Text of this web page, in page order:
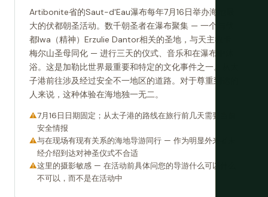
Artibonite省的Saut-d'Eau瀑布每年7月16日举办海地最
大的伏都朝圣活动。数千朝圣者在瀑布聚集 — 一个与伏
都lwa（精神）Erzulie Dantor相关的圣地，与天主教卡
梅尔山圣母同化 — 进行三天的仪式、音乐和在瀑布中沐
浴。这是加勒比世界最重要和特定的文化事件之一。从太
子港前往涉及经过安全不一地区的道路。对于尊重到达的
人来说，这种体验在海地独一无二。
7月16日日期固定；从太子港的路线在旅行前几天需要当前
安全情报
与在现场有现有关系的海地导游同行 — 作为明显外来者未
经介绍到达对神圣仪式不合适
这里的摄影敏感 — 在活动前具体问您的导游什么可以什么
不可以，而不是在活动中